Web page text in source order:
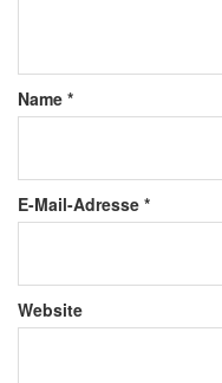
Name *
E-Mail-Adresse *
Website